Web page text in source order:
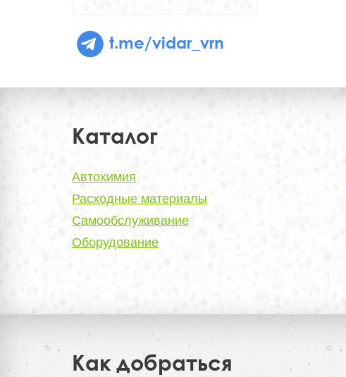
t.me/vidar_vrn
Каталог
Автохимия
Расходные материалы
Самообслуживание
Оборудование
Как добраться